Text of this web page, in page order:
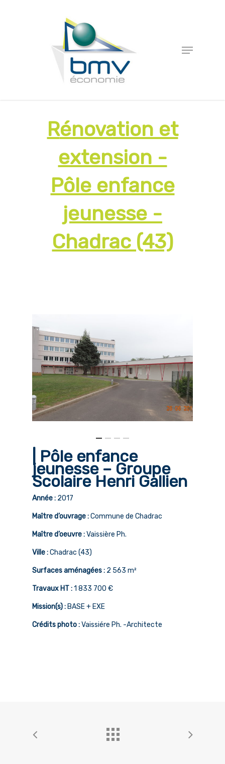
Rénovation et
extension -
Pôle enfance
jeunesse -
Chadrac (43)
| Pôle enfance
jeunesse – Groupe
Scolaire Henri Gallien
Année : 2017
Maître d’ouvrage :Commune de Chadrac
Maître d’oeuvre :Vaissière Ph.
Ville :Chadrac (43)
Surfaces aménagées : 2 563 m²
Travaux HT :1 833 700 €
Mission(s) : BASE + EXE
Crédits photo :Vaissiére Ph. -Architecte
Accueil
Contact